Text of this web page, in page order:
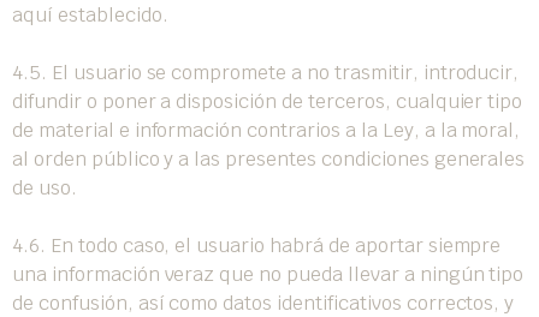
aquí establecido.
4.5. El usuario se compromete a no trasmitir, introducir,
difundir o poner a disposición de terceros, cualquier tipo
de material e información contrarios a la Ley, a la moral,
al orden público y a las presentes condiciones generales
de uso.
4.6. En todo caso, el usuario habrá de aportar siempre
una información veraz que no pueda llevar a ningún tipo
de confusión, así como datos identificativos correctos, y